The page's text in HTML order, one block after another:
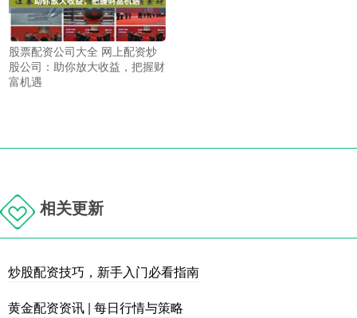
股票配资公司大全 网上配资炒
股公司：助你放大收益，把握财
富机遇
相关更新
炒股配资技巧，新手入门必看指南
黄金配资资讯 | 每日行情与策略